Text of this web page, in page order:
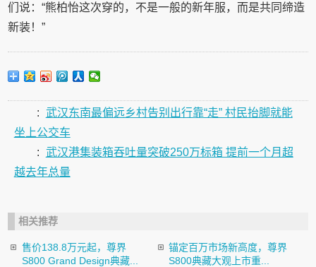
们说：“熊柏怡这次穿的，不是一般的新年服，而是共同缔造
新装！”
: 武汉东南最偏远乡村告别出行靠“走” 村民抬脚就能
坐上公交车
: 武汉港集装箱吞吐量突破250万标箱 提前一个月超
越去年总量
相关推荐
售价138.8万元起，尊界
S800 Grand Design典藏...
锚定百万市场新高度，尊界
S800典藏大观上市重...